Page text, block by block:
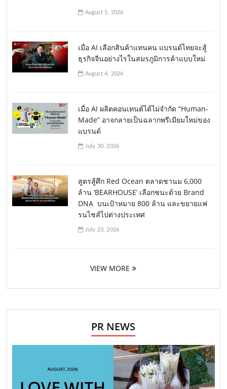
August 5, 2026
เมื่อ AI เลือกสินค้าแทนคน แบรนด์ไทยจะสู้
ธุรกิจจีนอย่างไรในสมรภูมิการค้าแบบใหม่
August 4, 2026
เมื่อ AI ผลิตคอนเทนต์ได้ไม่จำกัด “Human-
Made” อาจกลายเป็นฉลากพรีเมียมใหม่ของ
แบรนด์
July 30, 2026
สูตรสู้ศึก Red Ocean ตลาดชานม 6,000
ล้าน ‘BEARHOUSE’ เลือกชนะด้วย Brand
DNA บนเป้าหมาย 800 ล้าน และขยายแฟ
รนไชส์ไปต่างประเทศ
July 23, 2026
VIEW MORE
PR NEWS